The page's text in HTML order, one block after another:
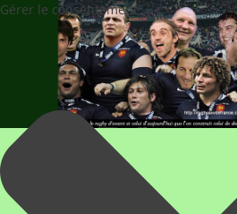
Gérer le consentement